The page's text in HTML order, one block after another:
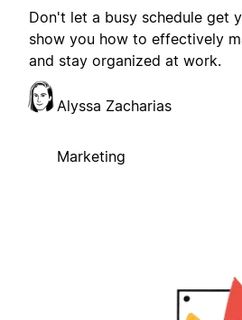
Don't let a busy schedule get
show you how to effectively
and stay organized at work.
Alyssa Zacharias
Marketing